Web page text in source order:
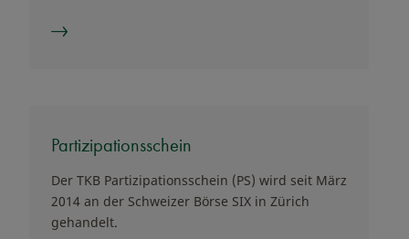
Partizipationsschein
Der TKB Partizipationsschein (PS) wird seit März
2014 an der Schweizer Börse SIX in Zürich
gehandelt.